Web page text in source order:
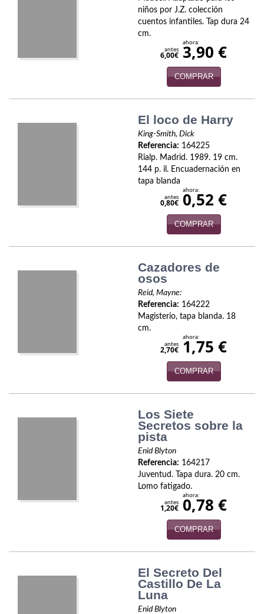
Filosofía
Infantil y juvenil
Local
Novela Extranjera
Novela histórica
Novela negra
niños por J.Z. colección
cuentos infantiles. Tap dura 24
cm.
antes
6,00€
ahora:
3,90 €
COMPRAR
El loco de Harry
King-Smith, Dick
Referencia: 164225
Rialp. Madrid. 1989. 19 cm.
144 p. il. Encuadernación en
tapa blanda
antes
0,80€
ahora:
0,52 €
COMPRAR
Cazadores de
osos
Reid, Mayne:
Referencia: 164222
Magisterio, tapa blanda. 18
cm.
antes
2,70€
ahora:
1,75 €
COMPRAR
Los Siete
Secretos sobre la
pista
Enid Blyton
Referencia: 164217
Juventud. Tapa dura. 20 cm.
Lomo fatigado.
antes
1,20€
ahora:
0,78 €
COMPRAR
El Secreto Del
Castillo De La
Luna
Enid Blyton